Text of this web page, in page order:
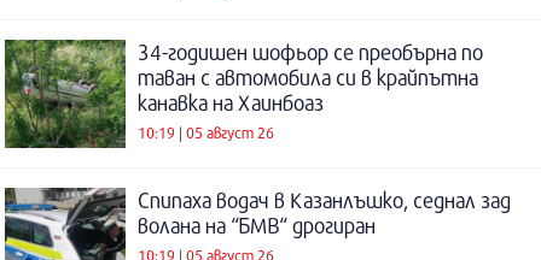
34-годишен шофьор се преобърна по
таван с автомобила си в крайпътна
канавка на Хаинбоаз
10:19 | 05 август 26
Спипаха водач в Казанлъшко, седнал зад
волана на “БМВ“ дрогиран
10:19 | 05 август 26